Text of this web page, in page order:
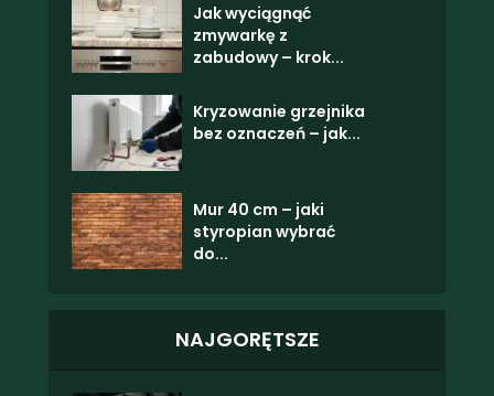
Jak wyciągnąć
zmywarkę z
zabudowy – krok...
Kryzowanie grzejnika
bez oznaczeń – jak...
Mur 40 cm – jaki
styropian wybrać
do...
NAJGORĘTSZE